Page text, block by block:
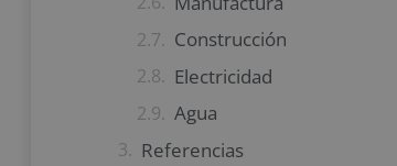
Construcción
Electricidad
Agua
Referencias